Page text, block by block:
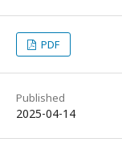
PDF
Published
2025-04-14